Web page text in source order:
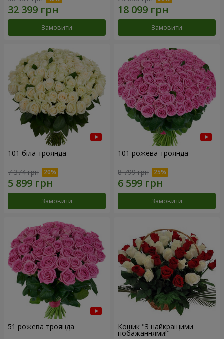
Замовити Замовити
101 біла троянда
7 374 грн
Замовити
101 рожева троянда
8 799 грн
Замовити
51 рожева троянда Кошик "З найкращими
побажаннями!"